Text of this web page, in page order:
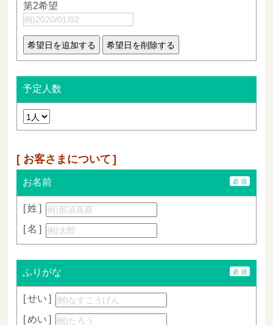
第2希望
予定人数
お客さまについて
お名前
姓
名
ふりがな
せい
めい